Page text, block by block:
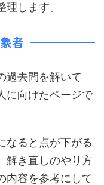
します。
者
過去問を解いて
に向けたページで
なると点が下がる
解き直しのやり方
内容を参考にして